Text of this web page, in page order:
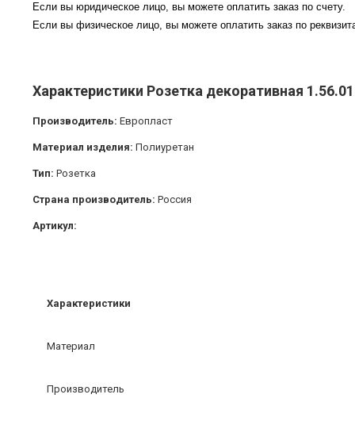
Если вы юридическое лицо, вы можете оплатить заказ по счету.
Если вы физическое лицо, вы можете оплатить заказ по
Характеристики Розетка декоративная
Производитель: Европласт
Материал изделия: Полиуретан
Тип: Розетка
Страна производитель: Россия
Артикул:
Характеристики
Материал
Производитель